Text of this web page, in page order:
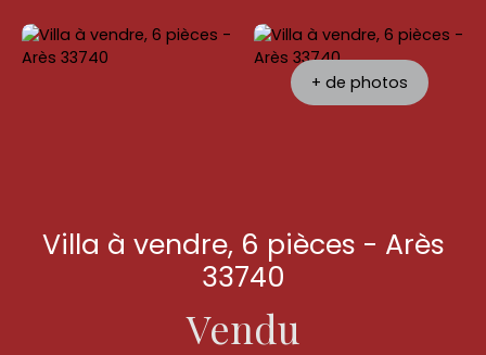
+ de photos
Villa à vendre, 6 pièces - Arès
33740
Vendu